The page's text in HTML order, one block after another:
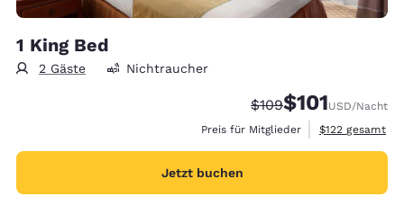
1 King Bed
2 Gäste Nichtraucher
Durchgestrichener
$109Vergünstigter
$101USD/Nacht
Preis für Mitglieder
Geschätzte
$122 gesamt
Jetzt buchen